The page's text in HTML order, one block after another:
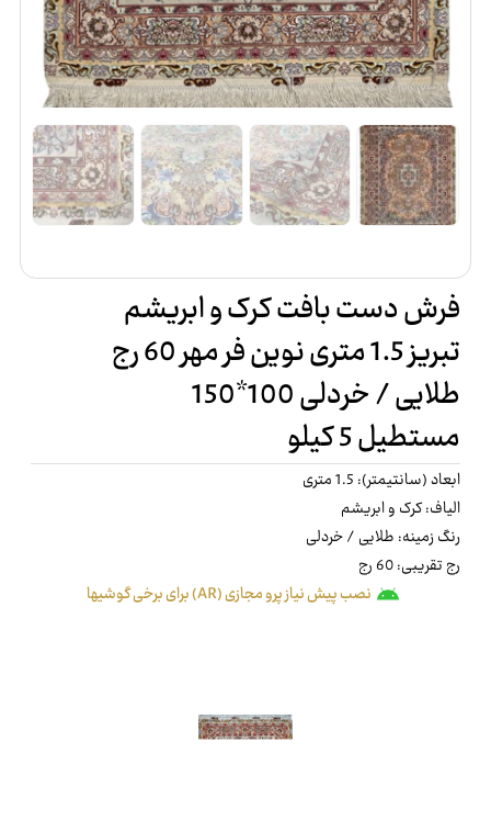
فرش دست بافت کرک و ابریشم
تبریز 1.5 متری نوین فر مهر 60 رج
طلایی / خردلی 100*150
مستطیل 5 کیلو
ابعاد (سانتیمتر): 1.5 متری
الیاف: کرک و ابریشم
رنگ زمینه: طلایی / خردلی
رج تقریبی: 60 رج
نصب پیش نیاز پرو مجازی (AR) برای برخی گوشیها